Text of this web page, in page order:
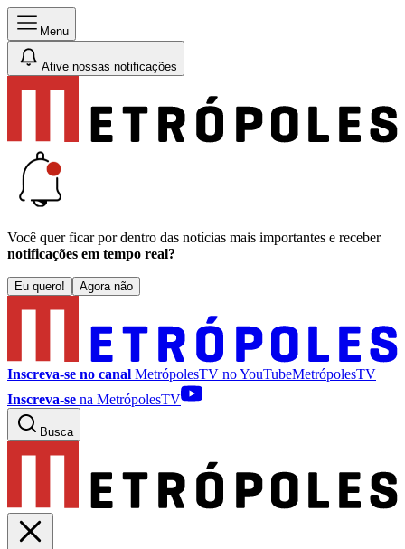
Menu
Ative nossas notificações
Você quer ficar por dentro das notícias mais importantes e receber
notificações em tempo real?
Eu quero! Agora não
Inscreva-se no canal MetrópolesTV noYouTubeMetrópolesTV
Inscreva-se na MetrópolesTV
Busca